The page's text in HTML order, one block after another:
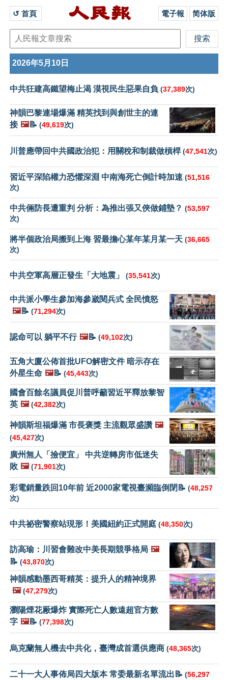
↺ 首頁 電子報 简体版
2026年5月10日
中共狂建高鐵望梅止渴 漠視民生惡果自負 (37,389次)
神韻巴黎連場爆滿 精英找到與創世主的連
接 🖼️📝 (49,619次)
川普應帶回中共國政治犯：用關稅和制裁做槓桿(47,541次)
習近平深陷權力恐懼深淵 中南海死亡倒計時加速 (51,516
次)
中共倆防長遭重判 分析：為推出張又俠做鋪墊？ (53,597
次)
將半個政治局搬到上海 習最擔心某年某月某一天 (36,665
次)
中共空軍高層正發生「大地震」 (35,541次)
中共派小學生參加海參崴閱兵式 全民憤怒
🖼️📝 (71,294次)
認命可以 躺平不行 🖼️📝 (49,102次)
五角大廈公佈首批UFO解密文件 暗示存在
外星生命 🖼️📝 (45,443次)
國會百餘名議員促川普呼籲習近平釋放黎智
英 🖼️ (42,382次)
神韻斯坦福爆滿 市長褒獎 主流觀眾盛讚 🖼️
(45,427次)
廣州無人「撿便宜」 中共逆轉房市低迷失
敗 🖼️ (71,901次)
彩電銷量跌回10年前 近2000家電視臺瀕臨倒閉📝 (48,257
次)
中共祕密警察站現形！美國紐約正式開庭 (48,350次)
訪高瑜：川習會難改中美長期競爭格局 🖼️
📝 (43,870次)
神韻感動墨西哥精英：提升人的精神境界
🖼️ (47,279次)
瀏陽煙花厰爆炸 實際死亡人數遠超官方數
字 🖼️📝 (77,398次)
烏克蘭無人機去中共化，臺灣成首選供應商 (48,365次)
二十一大人事佈局四大版本 常委最新名單流出📝 (56,297